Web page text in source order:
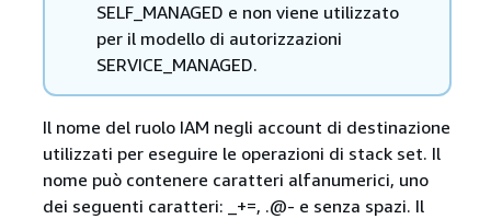
SELF_MANAGED e non viene utilizzato
per il modello di autorizzazioni
SERVICE_MANAGED.
Il nome del ruolo IAM negli account di destinazione
utilizzati per eseguire le operazioni di stack set. Il
nome può contenere caratteri alfanumerici, uno
dei seguenti caratteri: _+=, .@- e senza spazi. Il